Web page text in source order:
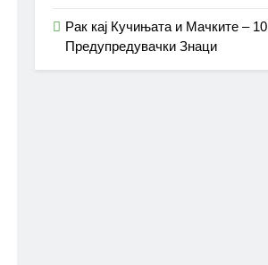
Рак кај Кучињата и Мачките – 10
Предупредувачки Знаци